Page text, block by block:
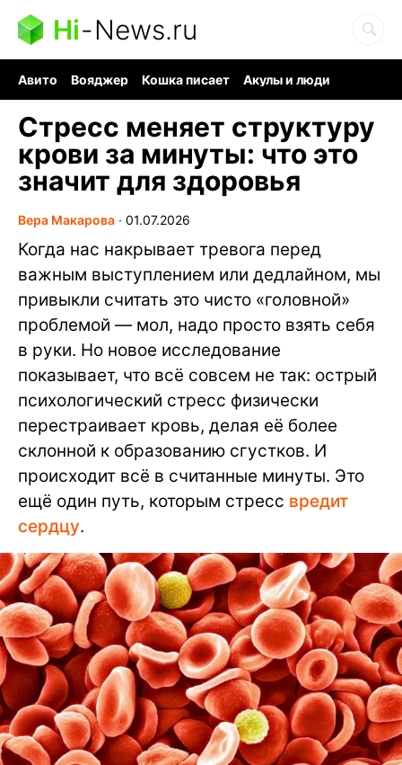
Hi-News.ru
Авито Вояджер Кошка писает
Акулы и люди
Стресс меняет структуру
крови за минуты: что это
значит для здоровья
Вера Макарова ∙ 01.07.2026
Когда нас накрывает тревога перед
важным выступлением или дедлайном, мы
привыкли считать это чисто «головной»
проблемой — мол, надо просто взять себя
в руки. Но новое исследование
показывает, что всё совсем не так: острый
психологический стресс физически
перестраивает кровь, делая её более
склонной к образованию сгустков. И
происходит всё в считанные минуты. Это
ещё один путь, которым стресс вредит
сердцу.